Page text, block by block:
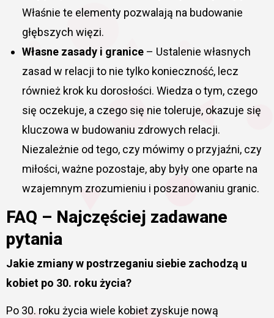
Właśnie te elementy pozwalają na budowanie
głębszych więzi.
Własne zasady i granice– Ustalenie własnych
zasad w relacji to nie tylko konieczność, lecz
również krok ku dorosłości. Wiedza o tym, czego
się oczekuje, a czego się nie toleruje, okazuje się
kluczowa w budowaniu zdrowych relacji.
Niezależnie od tego, czy mówimy o przyjaźni, czy
miłości, ważne pozostaje, aby były one oparte na
wzajemnym zrozumieniu i poszanowaniu granic.
FAQ – Najczęściej zadawane
pytania
Jakie zmiany w postrzeganiu siebie zachodzą u
kobiet po 30. roku życia?
Po 30. roku życia wiele kobiet zyskuje nową